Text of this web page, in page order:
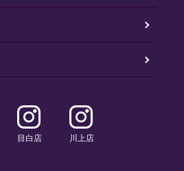
目白店 川上店